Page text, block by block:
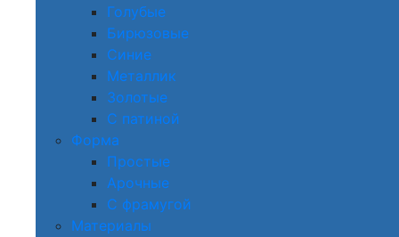
Голубые
Бирюзовые
Синие
Металлик
Золотые
С патиной
Форма
Простые
Арочные
С фрамугой
Материалы